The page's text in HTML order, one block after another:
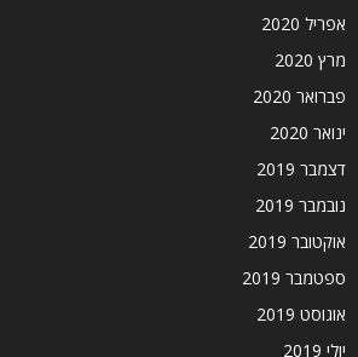
אפריל 2020
מרץ 2020
פברואר 2020
ינואר 2020
דצמבר 2019
נובמבר 2019
אוקטובר 2019
ספטמבר 2019
אוגוסט 2019
יולי 2019